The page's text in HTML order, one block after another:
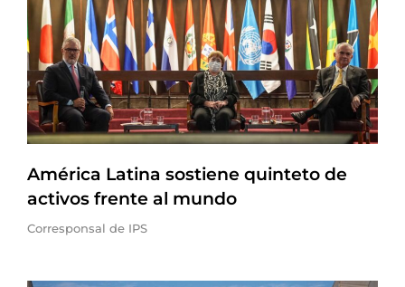
América Latina sostiene quinteto de
activos frente al mundo
Corresponsal de IPS